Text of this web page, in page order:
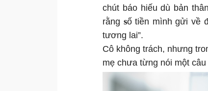
chút báo hiếu dù bản
rằng số tiền mình gửi về
tương lai”.
Cô không trách, nhưng
mẹ chưa từng nói một câu